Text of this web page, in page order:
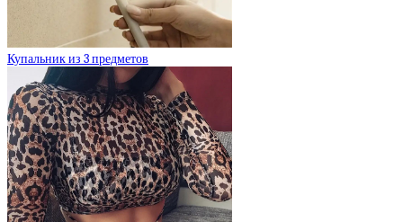
Купальник из 3 предметов